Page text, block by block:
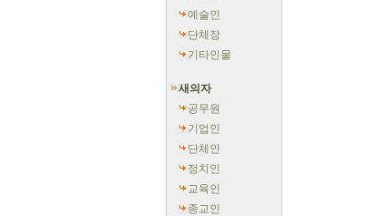
예술인
단체장
기타인물
새의자
공무원
기업인
단체인
정치인
교육인
종교인